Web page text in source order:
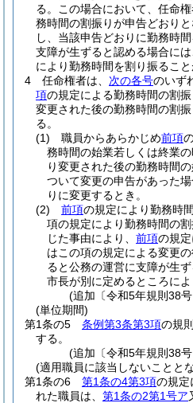
る。
この場合において、任命
務時間の割振りが申告どおり
し、当該申告どおりに勤務時
支障が生ずると認める場合に
により勤務時間を割り振ること
4
任命権者は、 次の各号のいず
項の規定による勤務時間の割
変更された後の勤務時間の割
る。
(1)
職員からあらかじめ前項
務時間の始業若しくは終業
り変更された後の勤務時間
ついて変更の申告があった
りに変更するとき。
(2)
前項の規定により勤務時
項の規定により勤務時間の
じた事由により、 前項の規
はこの項の規定による変更
ると公務の運営に支障が生
市長が別に定めるところによ
(追加〔令和5年規則38
(単位期間)
第1条の5
条例第3条第3項の規
する。
(追加〔令和5年規則38
(適用職員に該当しないことと
第1条の6
第1条の4第3項の規定
れた職員は、 第1条の2第1号ア